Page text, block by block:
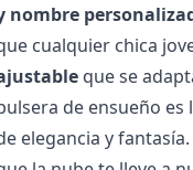
nombre
que se
de ensueño
elegancia y